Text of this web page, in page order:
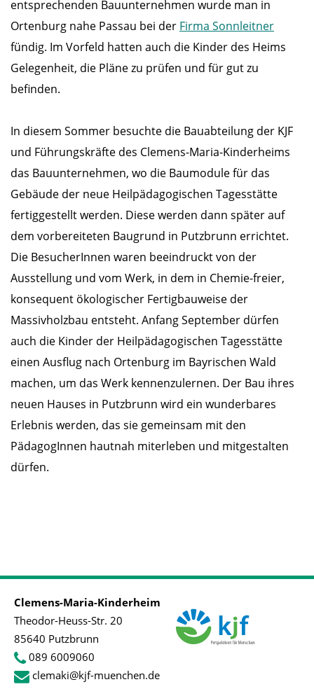
entsprechenden Bauunternehmen wurde man in
Ortenburg nahe Passau bei der Firma Sonnleitner
fündig. Im Vorfeld hatten auch die Kinder des Heims
Gelegenheit, die Pläne zu prüfen und für gut zu
befinden.
In diesem Sommer besuchte die Bauabteilung der KJF
und Führungskräfte des Clemens-Maria-Kinderheims
das Bauunternehmen, wo die Baumodule für das
Gebäude der neue Heilpädagogischen Tagesstätte
fertiggestellt werden. Diese werden dann später auf
dem vorbereiteten Baugrund in Putzbrunn errichtet.
Die BesucherInnen waren beeindruckt von der
Ausstellung und vom Werk, in dem in Chemie-freier,
konsequent ökologischer Fertigbauweise der
Massivholzbau entsteht. Anfang September dürfen
auch die Kinder der Heilpädagogischen Tagesstätte
einen Ausflug nach Ortenburg im Bayrischen Wald
machen, um das Werk kennenzulernen. Der Bau ihres
neuen Hauses in Putzbrunn wird ein wunderbares
Erlebnis werden, das sie gemeinsam mit den
PädagogInnen hautnah miterleben und mitgestalten
dürfen.
Clemens-Maria-Kinderheim
Theodor-Heuss-Str. 20
85640 Putzbrunn
089 6009060
clemaki@kjf-muenchen.de